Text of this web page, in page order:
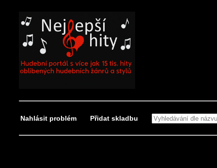
Nahlásit problém Přidat skladbu